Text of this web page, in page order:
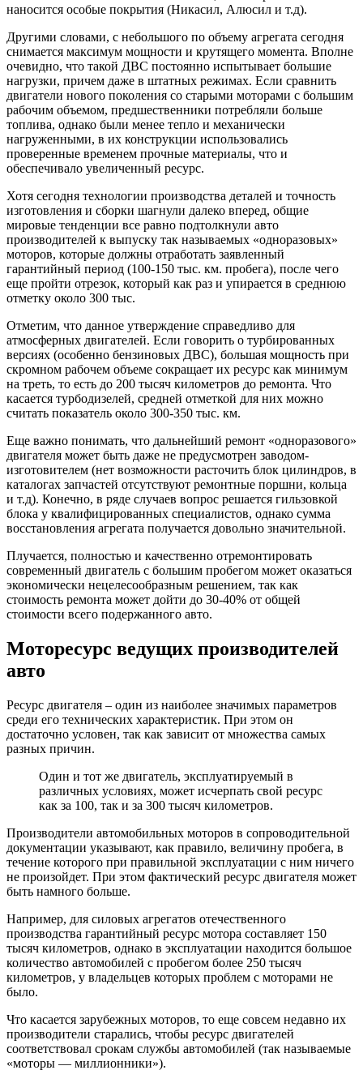
наносится особые покрытия (Никасил, Алюсил и т.д).
Другими словами, с небольшого по объему агрегата сегодня
снимается максимум мощности и крутящего момента. Вполне
очевидно, что такой ДВС постоянно испытывает большие
нагрузки, причем даже в штатных режимах. Если сравнить
двигатели нового поколения со старыми моторами с большим
рабочим объемом, предшественники потребляли больше
топлива, однако были менее тепло и механически
нагруженными, в их конструкции использовались
проверенные временем прочные материалы, что и
обеспечивало увеличенный ресурс.
Хотя сегодня технологии производства деталей и точность
изготовления и сборки шагнули далеко вперед, общие
мировые тенденции все равно подтолкнули авто
производителей к выпуску так называемых «одноразовых»
моторов, которые должны отработать заявленный
гарантийный период (100-150 тыс. км. пробега), после чего
еще пройти отрезок, который как раз и упирается в среднюю
отметку около 300 тыс.
Отметим, что данное утверждение справедливо для
атмосферных двигателей. Если говорить о турбированных
версиях (особенно бензиновых ДВС), большая мощность при
скромном рабочем объеме сокращает их ресурс как минимум
на треть, то есть до 200 тысяч километров до ремонта. Что
касается турбодизелей, средней отметкой для них можно
считать показатель около 300-350 тыс. км.
Еще важно понимать, что дальнейший ремонт «одноразового»
двигателя может быть даже не предусмотрен заводом-
изготовителем (нет возможности расточить блок цилиндров, в
каталогах запчастей отсутствуют ремонтные поршни, кольца
и т.д). Конечно, в ряде случаев вопрос решается гильзовкой
блока у квалифицированных специалистов, однако сумма
восстановления агрегата получается довольно значительной.
Плучается, полностью и качественно отремонтировать
современный двигатель с большим пробегом может оказаться
экономически нецелесообразным решением, так как
стоимость ремонта может дойти до 30-40% от общей
стоимости всего подержанного авто.
Моторесурс ведущих производителей
авто
Ресурс двигателя – один из наиболее значимых параметров
среди его технических характеристик. При этом он
достаточно условен, так как зависит от множества самых
разных причин.
Один и тот же двигатель, эксплуатируемый в
различных условиях, может исчерпать свой ресурс
как за 100, так и за 300 тысяч километров.
Производители автомобильных моторов в сопроводительной
документации указывают, как правило, величину пробега, в
течение которого при правильной эксплуатации с ним ничего
не произойдет. При этом фактический ресурс двигателя может
быть намного больше.
Например, для силовых агрегатов отечественного
производства гарантийный ресурс мотора составляет 150
тысяч километров, однако в эксплуатации находится большое
количество автомобилей с пробегом более 250 тысяч
километров, у владельцев которых проблем с моторами не
было.
Что касается зарубежных моторов, то еще совсем недавно их
производители старались, чтобы ресурс двигателей
соответствовал срокам службы автомобилей (так называемые
«моторы — миллионники»).